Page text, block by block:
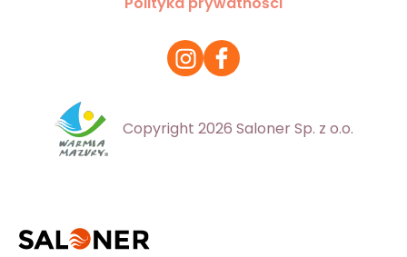
Copyright 2026 Saloner Sp. z o.o.